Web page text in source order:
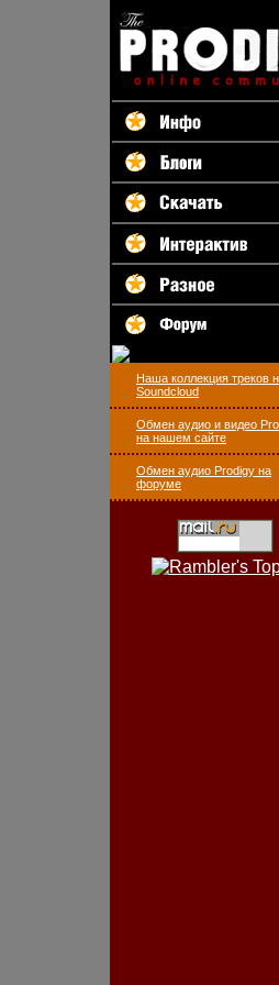
Наша коллекция треков
Soundcloud
Обмен аудио и видео
на нашем сайте
Обмен аудио Prodigy на
форуме